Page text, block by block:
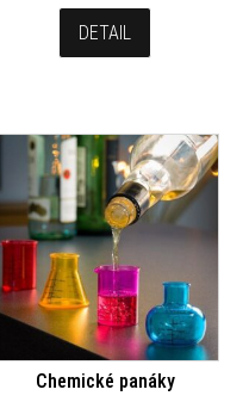
DETAIL
Chemické panáky